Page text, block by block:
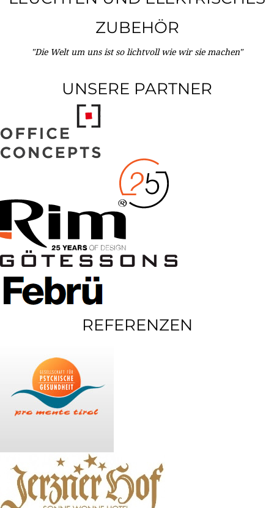
ZUBEHÖR
"Die Welt um uns ist so lichtvoll wie wir sie machen"
UNSERE PARTNER
REFERENZEN